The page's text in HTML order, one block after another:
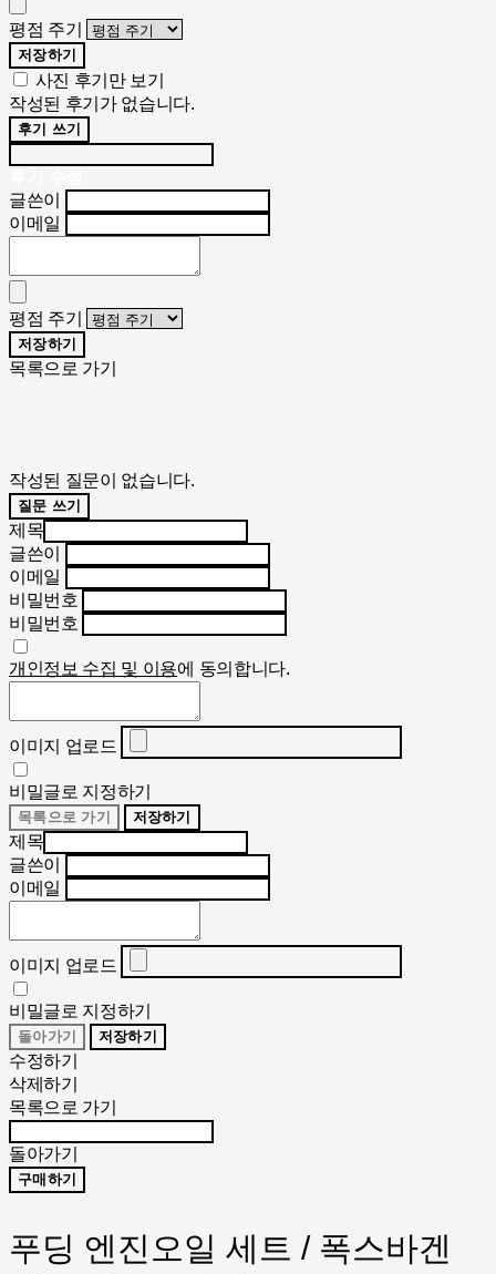
평점 주기
저장하기
사진 후기만 보기
작성된 후기가 없습니다.
후기 쓰기
글쓴이
이메일
평점 주기
저장하기
목록으로 가기
작성된 질문이 없습니다.
질문 쓰기
제목
글쓴이
이메일
비밀번호
비밀번호
개인정보 수집 및 이용에 동의합니다.
이미지 업로드
비밀글로 지정하기
목록으로 가기 저장하기
제목
글쓴이
이메일
이미지 업로드
비밀글로 지정하기
돌아가기 저장하기
수정하기
삭제하기
목록으로 가기
돌아가기
구매하기
푸딩 엔진오일 세트 / 폭스바겐